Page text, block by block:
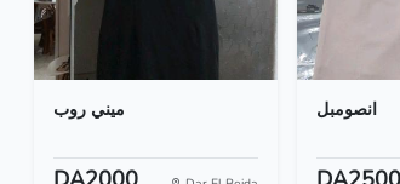
ميني روب انصومبل